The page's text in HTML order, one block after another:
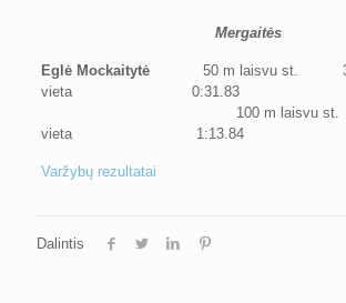
Mergaitės
Eglė Mockaitytė 50 m laisvu st.
vieta 0:31.83
100 m laisvu
vieta 1:13.84
Varžybų rezultatai
Dalintis